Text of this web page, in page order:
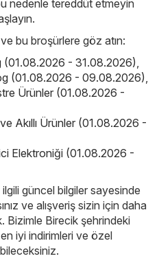
nedenle tereddüt etmeyin
bu broşürlere göz atın:
(01.08.2026 - 31.08.2026),
(01.08.2026 - 09.08.2026),
Ürünler (01.08.2026 -
Akıllı Ürünler (01.08.2026 -
Elektroniği (01.08.2026 -
güncel bilgiler sayesinde
ve alışveriş sizin için daha
Bizimle Birecik şehrindeki
iyi indirimleri ve özel